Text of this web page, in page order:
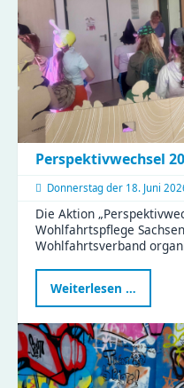
Perspektivwechsel
Donnerstag der 18. Juni
Die Aktion
Wohlfahrtspflege
Wohlfahrtsverband
Weiterlesen …
2026
im
Haus
Liddy